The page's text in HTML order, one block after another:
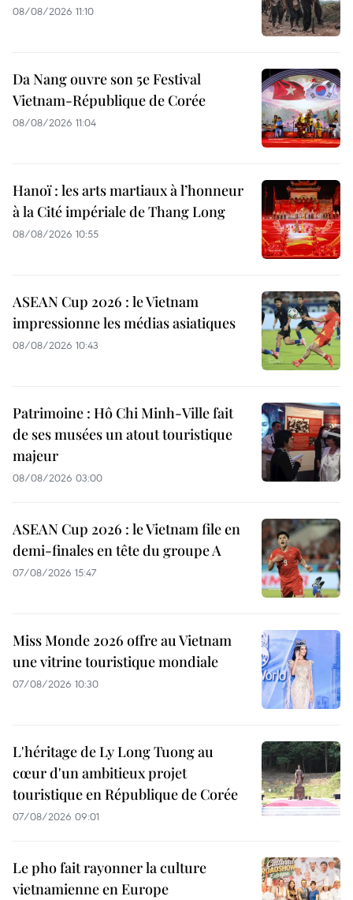
08/08/2026 11:10
Da Nang ouvre son 5e Festival
Vietnam-République de Corée
08/08/2026 11:04
Hanoï : les arts martiaux à l’honneur
à la Cité impériale de Thang Long
08/08/2026 10:55
ASEAN Cup 2026 : le Vietnam
impressionne les médias asiatiques
08/08/2026 10:43
Patrimoine : Hô Chi Minh-Ville fait
de ses musées un atout touristique
majeur
08/08/2026 03:00
ASEAN Cup 2026 : le Vietnam file en
demi-finales en tête du groupe A
07/08/2026 15:47
Miss Monde 2026 offre au Vietnam
une vitrine touristique mondiale
07/08/2026 10:30
L'héritage de Ly Long Tuong au
cœur d'un ambitieux projet
touristique en République de Corée
07/08/2026 09:01
Le pho fait rayonner la culture
vietnamienne en Europe